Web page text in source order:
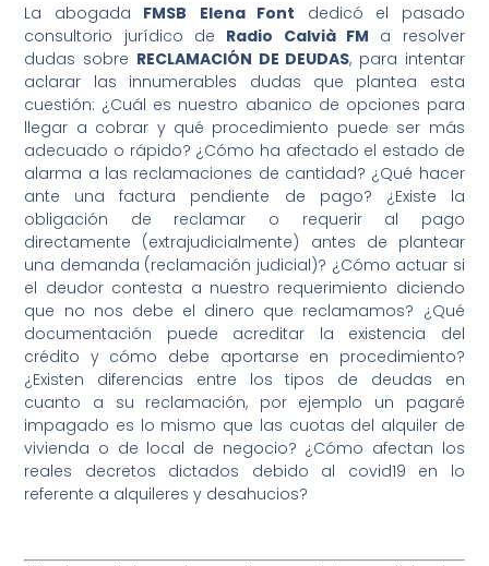
La abogada FMSB Elena Font dedicó el pasado
consultorio jurídico de Radio Calvià FM a resolver
dudas sobre RECLAMACIÓN DE DEUDAS, para intentar
aclarar las innumerables dudas que plantea esta
cuestión: ¿Cuál es nuestro abanico de opciones para
llegar a cobrar y qué procedimiento puede ser más
adecuado o rápido? ¿Cómo ha afectado el estado de
alarma a las reclamaciones de cantidad? ¿Qué hacer
ante una factura pendiente de pago? ¿Existe la
obligación de reclamar o requerir al pago
directamente (extrajudicialmente) antes de plantear
una demanda (reclamación judicial)? ¿Cómo actuar si
el deudor contesta a nuestro requerimiento diciendo
que no nos debe el dinero que reclamamos? ¿Qué
documentación puede acreditar la existencia del
crédito y cómo debe aportarse en procedimiento?
¿Existen diferencias entre los tipos de deudas en
cuanto a su reclamación, por ejemplo un pagaré
impagado es lo mismo que las cuotas del alquiler de
vivienda o de local de negocio? ¿Cómo afectan los
reales decretos dictados debido al covid19 en lo
referente a alquileres y desahucios?